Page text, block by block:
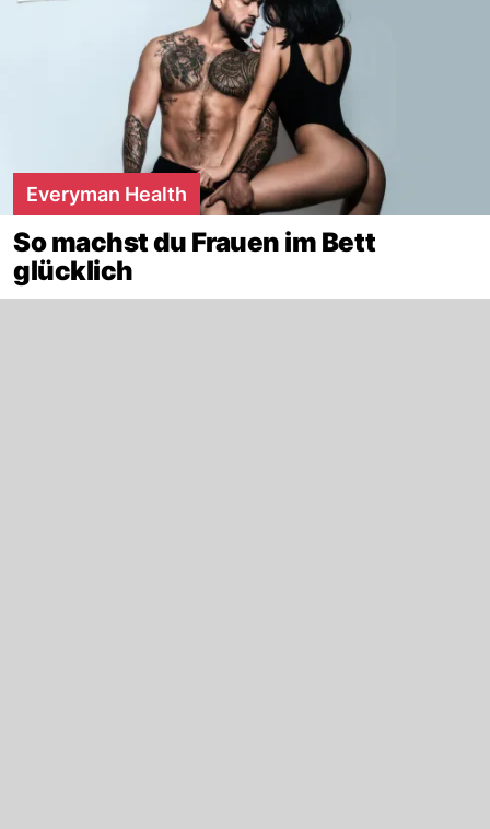
Everyman Health
So machst du Frauen im Bett
glücklich